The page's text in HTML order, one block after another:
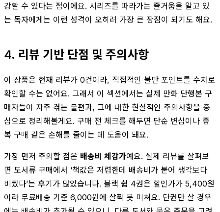
강할 수 있다는 점이에요. 시리즈를 따라가는 즐거움을 알고 있
는 독자에게는 이런 성격이 오히려 가장 큰 장점이 되기도 해요.
4. 리뷰 기반 단점 및 주의사항
이 상품은 현재 리뷰가 0건이라, 직접적인 불만 포인트를 수치로
확인할 수는 없어요. 그래서 이 섹션에서는 실제 만화 단행본 구
매자들이 자주 겪는 불편과, 그에 대한 현실적인 주의사항을 중
심으로 정리해볼게요. 구매 전 체크를 해두면 단순 변심이나 중
복 구매 같은 손해를 줄이는 데 도움이 돼요.
가장 먼저 주의할 점은 배송비 체감가예요. 실제 리뷰를 살펴보
면 도서류 구매에서 ‘책값은 저렴한데 배송비가 붙어 생각보다
비쌌다’는 후기가 많았습니다. 블랙 쉽 4권은 할인가가 5,400원
이라 무료배송 기준 6,000원에 살짝 못 미쳐요. 단권만 살 경우